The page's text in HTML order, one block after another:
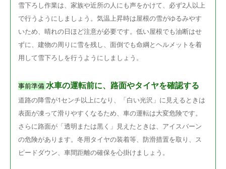
雪下ろし作業は、家族や近所の人にも声をかけて、必ず2人以上
で行うようにしましょう。気温上昇時は屋根の雪がゆるみやす
いため、晴れの日ほど注意が必要です。低い屋根でも油断はせ
ずに、建物の周りに雪を残し、面倒でも命綱とヘルメットを着
用して雪下ろしを行うようにしましょう。
事前準備水車の運転前に、路面やタイヤを確認する
道路の降雪が1センチ以上になり、「白い光沢」に見えるときは
表面が凍って滑りやすくなるため、車の運転は大変危険です。
さらに路面が「透明または黒く」見えたときは、アイスバーン
の危険があります。冬用タイヤの装着等、防滑措置を取り、ス
ピードダウン、車間距離の確保を心掛けましょう。